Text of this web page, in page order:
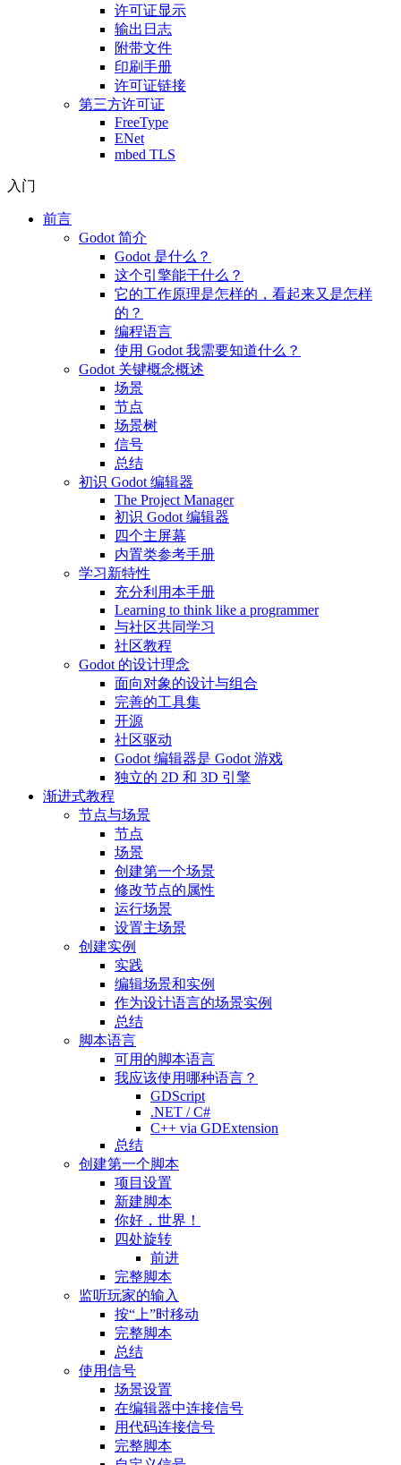
许可证显示
输出日志
附带文件
印刷手册
许可证链接
第三方许可证
FreeType
ENet
mbed TLS
入门
前言
Godot 简介
Godot 是什么？
这个引擎能干什么？
它的工作原理是怎样的，看起来又是怎样
的？
编程语言
使用 Godot 我需要知道什么？
Godot 关键概念概述
场景
节点
场景树
信号
总结
初识 Godot 编辑器
The Project Manager
初识 Godot 编辑器
四个主屏幕
内置类参考手册
学习新特性
充分利用本手册
Learning to think like a programmer
与社区共同学习
社区教程
Godot 的设计理念
面向对象的设计与组合
完善的工具集
开源
社区驱动
Godot 编辑器是 Godot 游戏
独立的 2D 和 3D 引擎
渐进式教程
节点与场景
节点
场景
创建第一个场景
修改节点的属性
运行场景
设置主场景
创建实例
实践
编辑场景和实例
作为设计语言的场景实例
总结
脚本语言
可用的脚本语言
我应该使用哪种语言？
GDScript
.NET / C#
C++ via GDExtension
总结
创建第一个脚本
项目设置
新建脚本
你好，世界！
四处旋转
前进
完整脚本
监听玩家的输入
按“上”时移动
完整脚本
总结
使用信号
场景设置
在编辑器中连接信号
用代码连接信号
完整脚本